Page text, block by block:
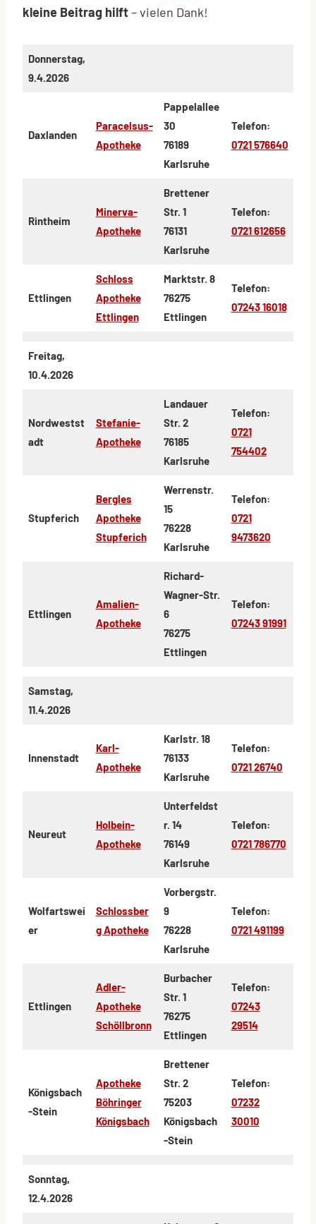
kleine Beitrag hilft– vielen Dank!
Donnerstag,
9.4.2026
Daxlanden
Paracelsus-
Apotheke
Pappelallee
30
76189
Karlsruhe
Telefon:
0721 576640
Rintheim
Minerva-
Apotheke
Brettener
Str. 1
76131
Karlsruhe
Telefon:
0721 612656
Ettlingen
Schloss
Apotheke
Ettlingen
Marktstr. 8
76275
Ettlingen
Telefon:
07243 16018
Freitag,
10.4.2026
Nordwestst
adt
Stefanie-
Apotheke
Landauer
Str. 2
76185
Karlsruhe
Telefon:
0721
754402
Stupferich
Bergles
Apotheke
Stupferich
Werrenstr.
15
76228
Karlsruhe
Telefon:
0721
9473620
Ettlingen
Amalien-
Apotheke
Richard-
Wagner-Str.
6
76275
Ettlingen
Telefon:
07243 91991
Samstag,
11.4.2026
Innenstadt
Karl-
Apotheke
Karlstr. 18
76133
Karlsruhe
Telefon:
0721 26740
Neureut
Holbein-
Apotheke
Unterfeldst
r. 14
76149
Karlsruhe
Telefon:
0721 786770
Wolfartswei
er
Schlossber
g Apotheke
Vorbergstr.
9
76228
Karlsruhe
Telefon:
0721 491199
Ettlingen
Adler-
Apotheke
Schöllbronn
Burbacher
Str. 1
76275
Ettlingen
Telefon:
07243
29514
Königsbach
-Stein
Apotheke
Böhringer
Königsbach
Brettener
Str. 2
75203
Königsbach
-Stein
Telefon:
07232
30010
Sonntag,
12.4.2026